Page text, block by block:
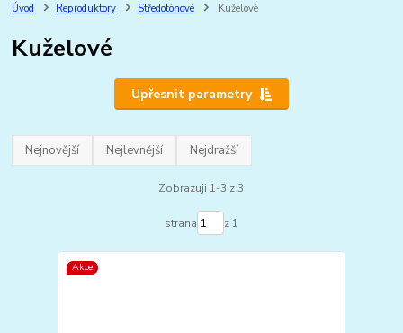
Úvod Reproduktory Středotónové Kuželové
Kuželové
Upřesnit parametry
Nejnovější Nejlevnější Nejdražší
Zobrazuji 1-3 z 3
strana z 1
Akce